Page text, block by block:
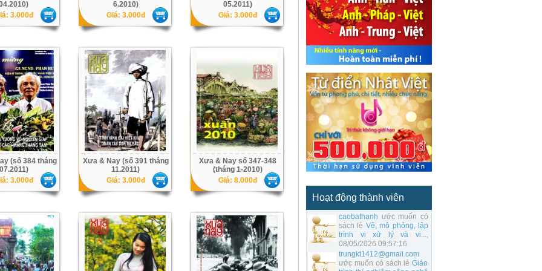
Hoạt động thành viên
caobathanh ước muốn có
sách lẻ Vẽ, mô phỏng, lập
trình vi xử lý và vi...,
08/05/2026 09:57:16
trungkt1412@gmail.com
ước muốn có sách lẻGiáo
3.000đ
6.2010)
Giá: 3.000đ
05.2011)
Giá: 3.000đ
(số 384 tháng
3.000đ
Xưa & Nay (số 391 tháng
11.2011)
Giá: 3.000đ
Xưa & Nay số 347-348
(tháng 1-2010)
Giá: 8.000đ